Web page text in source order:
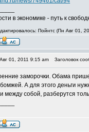
в экономике - путь к
Пойнтс (Пн Авг 01,
01, 2011 9:15 am Заголовок
заморочки. Обама
А для этого деньги
между собой, разберутся